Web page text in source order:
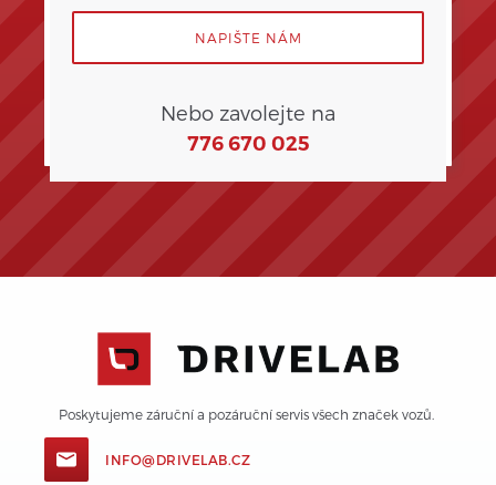
NAPIŠTE NÁM
Nebo zavolejte na
776 670 025
Poskytujeme záruční a pozáruční servis všech značek vozů.
INFO@DRIVELAB.CZ